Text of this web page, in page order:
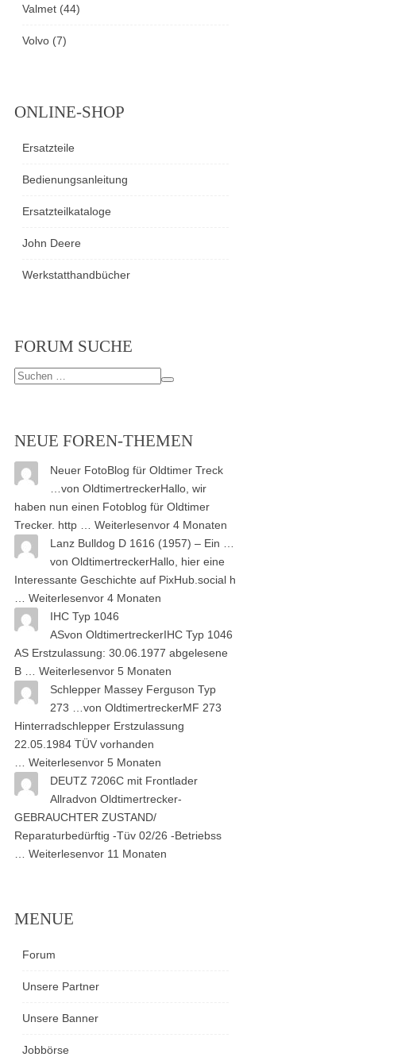
Valmet (44)
Volvo (7)
ONLINE-SHOP
Ersatzteile
Bedienungsanleitung
Ersatzteilkataloge
John Deere
Werkstatthandbücher
FORUM SUCHE
NEUE FOREN-THEMEN
Neuer FotoBlog für Oldtimer Treck
von OldtimertreckerHallo, wir
haben nun einen Fotoblog für Oldtimer
Trecker. http … Weiterlesenvor 4 Monaten
Lanz Bulldog D 1616 (1957) – Ein …
von OldtimertreckerHallo, hier eine
Interessante Geschichte auf PixHub.social h
Weiterlesenvor 4 Monaten
IHC Typ 1046
ASvon OldtimertreckerIHC Typ 1046
AS Erstzulassung: 30.06.1977 abgelesene
B … Weiterlesenvor 5 Monaten
Schlepper Massey Ferguson Typ
273 … von OldtimertreckerMF 273
Hinterradschlepper Erstzulassung
22.05.1984 TÜV vorhanden
Weiterlesenvor 5 Monaten
DEUTZ 7206C mit Frontlader
Allradvon Oldtimertrecker-
GEBRAUCHTER ZUSTAND/
Reparaturbedürftig -Tüv 02/26 -Betriebss
Weiterlesenvor 11 Monaten
MENUE
Forum
Unsere Partner
Unsere Banner
Jobbörse